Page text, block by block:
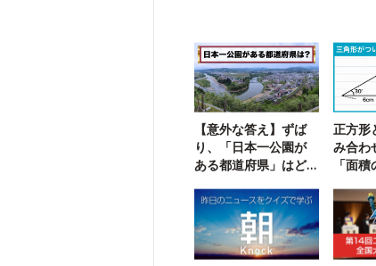
【意外な答え】ずば
り、「日本一公園が
ある都道府県」はど
正方形
み合わ
「面